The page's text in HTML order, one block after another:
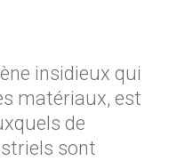
insidieux qui
matériaux, est
de
sont